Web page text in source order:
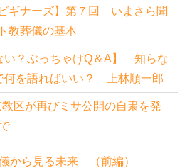
ギナーズ】第７回 いまさら聞
教葬儀の基本
い？ぶっちゃけQ＆A】 知らな
何を語ればいい？ 上林順一郎
区が再びミサ公開の自粛を発
から見る未来 （前編）